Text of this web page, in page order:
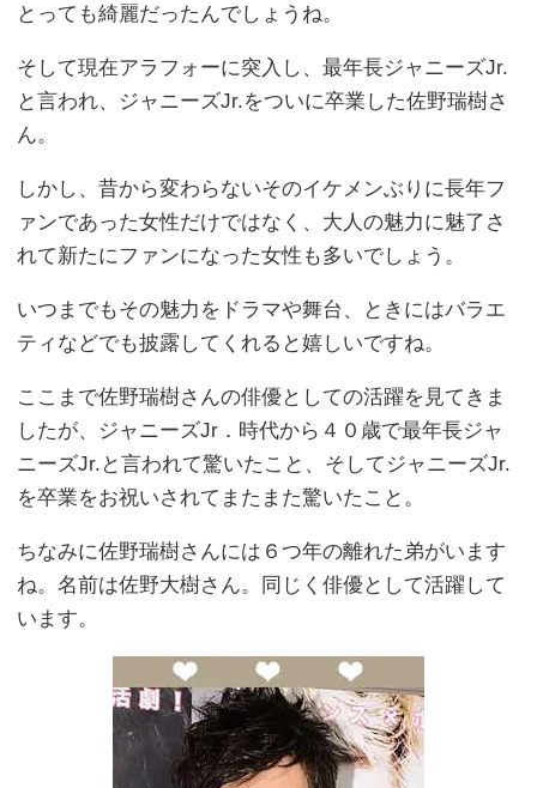
とっても綺麗だったんでしょうね。
そして現在アラフォーに突入し、最年長ジャニーズJr.
と言われ、ジャニーズJr.をついに卒業した佐野瑞樹さ
ん。
しかし、昔から変わらないそのイケメンぶりに長年フ
ァンであった女性だけではなく、大人の魅力に魅了さ
れて新たにファンになった女性も多いでしょう。
いつまでもその魅力をドラマや舞台、ときにはバラエ
ティなどでも披露してくれると嬉しいですね。
ここまで佐野瑞樹さんの俳優としての活躍を見てきま
したが、ジャニーズJr．時代から４０歳で最年長ジャ
ニーズJr.と言われて驚いたこと、そしてジャニーズJr.
を卒業をお祝いされてまたまた驚いたこと。
ちなみに佐野瑞樹さんには６つ年の離れた弟がいます
ね。名前は佐野大樹さん。同じく俳優として活躍して
います。